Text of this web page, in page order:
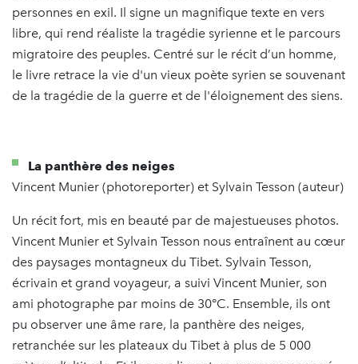
personnes en exil. Il signe un magnifique texte en vers
libre, qui rend réaliste la tragédie syrienne et le parcours
migratoire des peuples. Centré sur le récit d’un homme,
le livre retrace la vie d'un vieux poète syrien se souvenant
de la tragédie de la guerre et de l'éloignement des siens.
La panthère des neiges
Vincent Munier (photoreporter) et Sylvain Tesson (auteur)
Un récit fort, mis en beauté par de majestueuses photos.
Vincent Munier et Sylvain Tesson nous entraînent au cœur
des paysages montagneux du Tibet. Sylvain Tesson,
écrivain et grand voyageur, a suivi Vincent Munier, son
ami photographe par moins de 30°C. Ensemble, ils ont
pu observer une âme rare, la panthère des neiges,
retranchée sur les plateaux du Tibet à plus de 5 000